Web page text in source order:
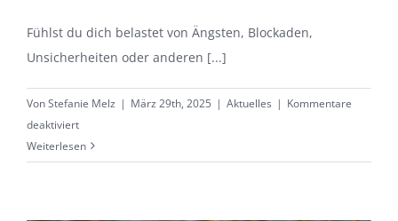
Fühlst du dich belastet von Ängsten, Blockaden,
Unsicherheiten oder anderen [...]
VonStefanie Melz | März 29th, 2025 | Aktuelles | Kommentare
deaktiviertfür
3stündiger
Mitmachvortrag
Weiterlesen